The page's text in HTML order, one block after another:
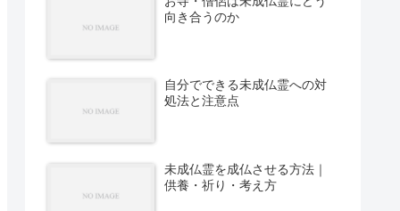
向き合うのか
自分でできる未成仏霊への対
処法と注意点
未成仏霊を成仏させる方法｜
供養・祈り・考え方